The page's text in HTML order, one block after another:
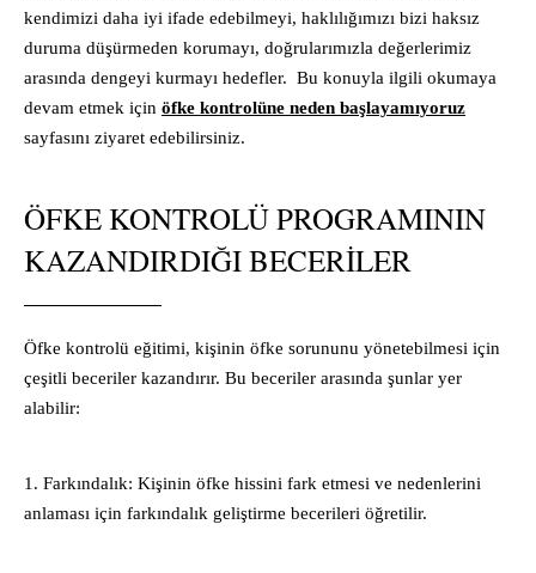
kendimizi daha iyi ifade edebilmeyi, haklılığımızı bizi haksız
duruma düşürmeden korumayı, doğrularımızla değerlerimiz
arasında dengeyi kurmayı hedefler. Bu konuyla ilgili okumaya
devam etmek için öfke kontrolüne neden başlayamıyoruz
sayfasını ziyaret edebilirsiniz.
ÖFKE KONTROLÜ PROGRAMININ
KAZANDIRDIĞI BECERILER
Öfke kontrolü eğitimi, kişinin öfke sorununu yönetebilmesi için
çeşitli beceriler kazandırır. Bu beceriler arasında şunlar yer
alabilir:
1. Farkındalık: Kişinin öfke hissini fark etmesi ve nedenlerini
anlaması için farkındalık geliştirme becerileri öğretilir.